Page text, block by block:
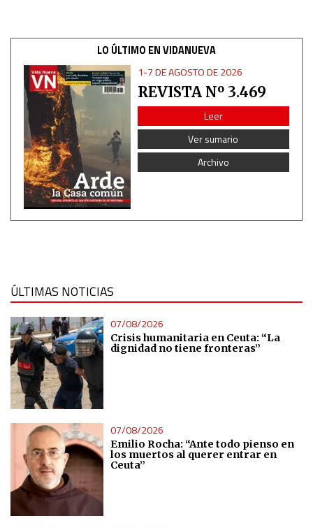
LO ÚLTIMO EN VIDANUEVA
1-7 DE AGOSTO DE 2026
REVISTA Nº 3.469
Leer
Ver sumario
Archivo
ÚLTIMAS NOTICIAS
07/08/2026
Crisis humanitaria en Ceuta: “La
dignidad no tiene fronteras”
07/08/2026
Emilio Rocha: “Ante todo pienso en
los muertos al querer entrar en
Ceuta”